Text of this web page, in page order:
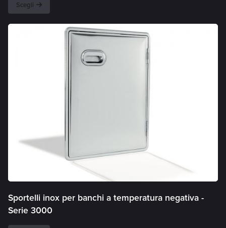
Scegli
Sportelli inox per banchi a temperatura negativa -
Serie 3000